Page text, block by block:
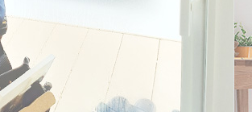
は万全です…
07/10
年以上前の飛散防止フィルムは要注意】貼り
で地震対策…
07/06
都直下地震・南海トラフに備える】在宅避難
現するため…